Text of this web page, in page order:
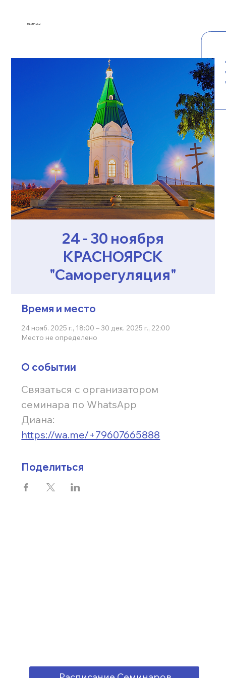
RAM Portal
24 - 30 ноября
КРАСНОЯРСК
"Саморегуляция"
Время и место
24 нояб. 2025 г., 18:00 – 30 дек. 2025 г., 22:00
Место не определено
О событии
Связаться с организатором
семинара по WhatsApp
Диана:
https://wa.me/+79607665888
Поделиться